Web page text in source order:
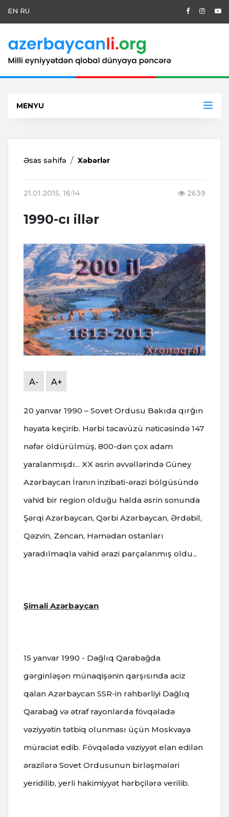
EN RU
MENYU
Əsas səhifə Xəbərlər
21.01.2015, 16:14 2639
1990-cı illər
A- A+
20 yanvar 1990 – Sovet Ordusu Bakıda qırğın
həyata keçirib. Hərbi təcavüzü nəticəsində 147
nəfər öldürülmüş, 800-dən çox adam
yaralanmışdı... XX əsrin əvvəllərində Güney
Azərbaycan İranın inzibati-ərazi bölgüsündə
vahid bir region olduğu halda əsrin sonunda
Şərqi Azərbaycan, Qərbi Azərbaycan, Ərdəbil,
Qəzvin, Zəncan, Həmədan ostanları
yaradılmaqla vahid ərazi parçalanmış oldu...
Şimali Azərbaycan
15 yanvar 1990 - Dağlıq Qarabağda
gərginləşən münaqişənin qarşısında aciz
qalan Azərbaycan SSR-in rəhbərliyi Dağlıq
Qarabağ və ətraf rayonlarda fövqəladə
vəziyyətin tətbiq olunması üçün Moskvaya
müraciət edib. Fövqəladə vəziyyət elan edilən
ərazilərə Sovet Ordusunun birləşmələri
yeridilib, yerli hakimiyyət hərbçilərə verilib.